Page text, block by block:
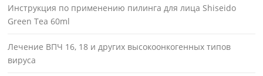
Инструкция по применению пилинга для лица Shiseido
Green Tea 60ml
Лечение ВПЧ 16, 18 и других высокоонкогенных типов
вируса